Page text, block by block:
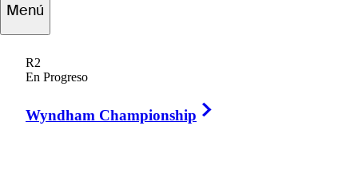
Menú
R2
En Progreso
Wyndham Championship
Henry
UNITED STATES